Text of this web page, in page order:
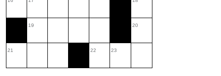
19 20
21 22 23